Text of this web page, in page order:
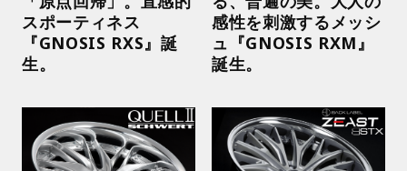
スポーティネス
『GNOSIS RXS』誕
生。
感性を刺激するメッシ
ュ『GNOSIS RXM』
誕生。